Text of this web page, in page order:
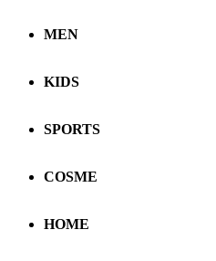
MEN
KIDS
SPORTS
COSME
HOME